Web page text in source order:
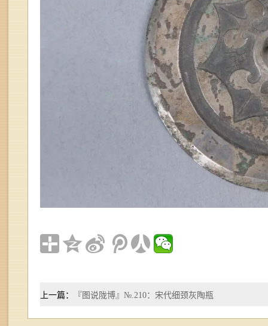
上一篇： 『图说陇博』№.210：宋代细颈灰陶瓶